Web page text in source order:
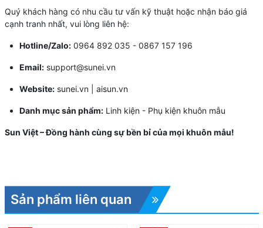
Quý khách hàng có nhu cầu tư vấn kỹ thuật hoặc nhận báo giá
cạnh tranh nhất, vui lòng liên hệ:
Hotline/Zalo:0964 892 035 - 0867 157 196
Email:support@sunei.vn
Website: sunei.vn| aisun.vn
Danh mục sản phẩm: Linh kiện - Phụ kiện khuôn mẫu
Sun Việt – Đồng hành cùng sự bền bỉ của mọi khuôn mẫu!
Sản phẩm liên quan